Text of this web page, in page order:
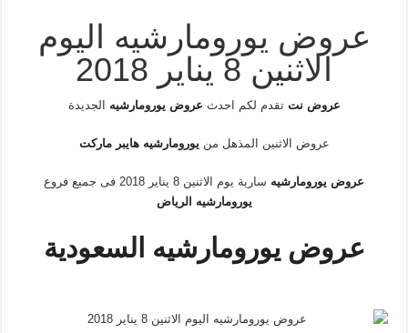
عروض يورومارشيه اليوم
الاثنين 8 يناير 2018
عروض نتتقدم لكم احدث عروض يورومارشيه الجديدة
عروض الاثنين المذهل من يورومارشيه هايبر ماركت
عروض يورومارشيهسارية يوم الاثنين 8 يناير 2018 فى جميع فروع
يورومارشيه الرياض
عروض يورومارشيه السعودية